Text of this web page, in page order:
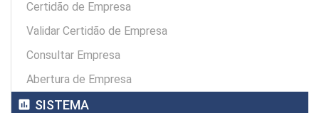
Certidão de Empresa
Validar Certidão de Empresa
Consultar Empresa
Abertura de Empresa
assessment SISTEMA